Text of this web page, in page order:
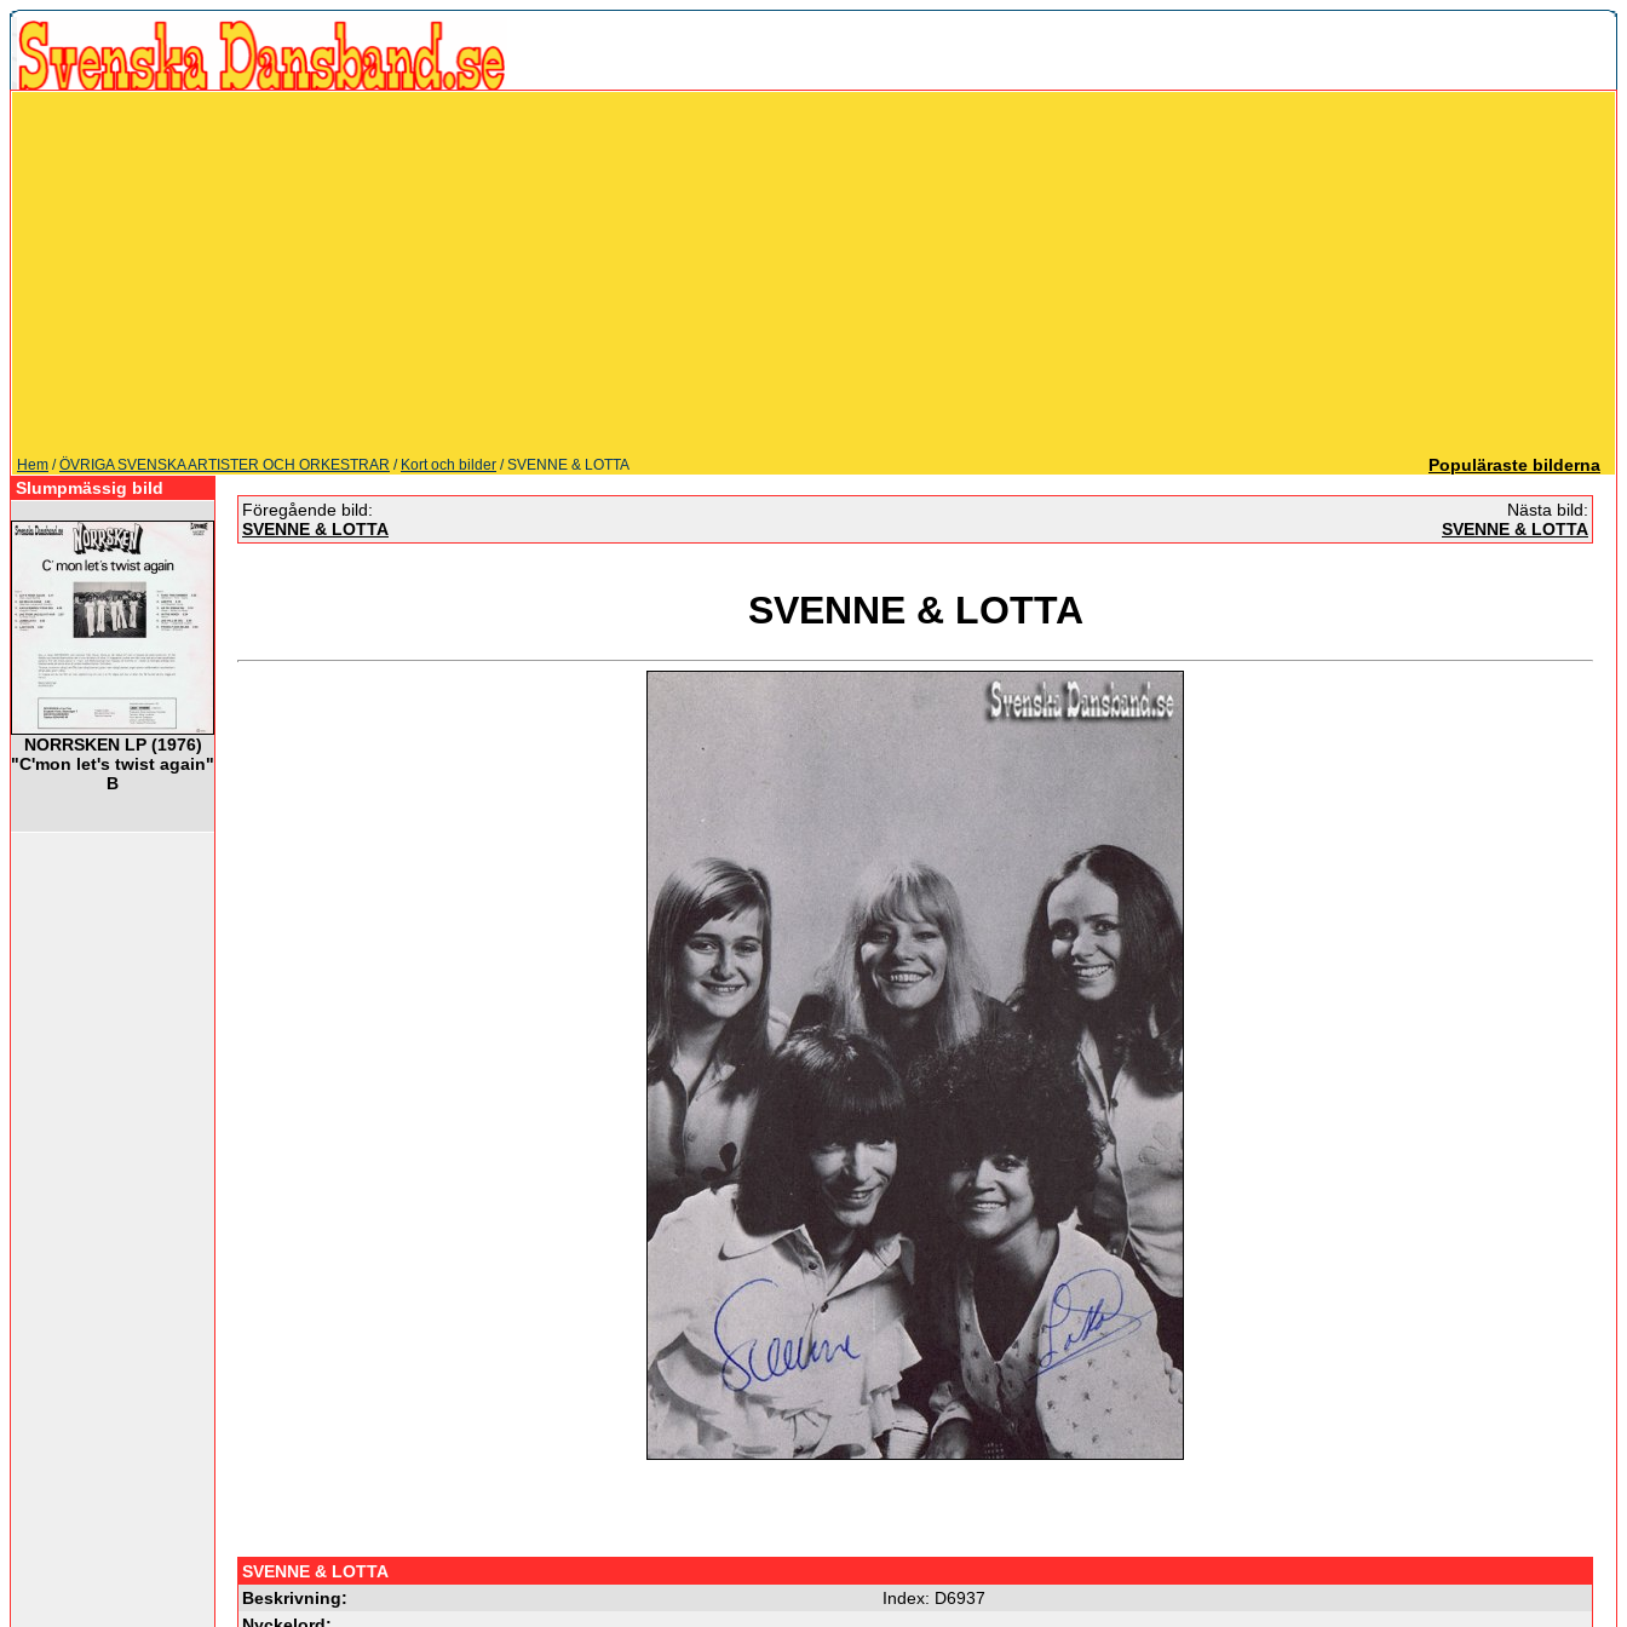
Hem /ÖVRIGA SVENSKA ARTISTER OCH ORKESTRAR / Kort och bilder / SVENNE & LOTTA
Populäraste bilderna
Slumpmässig bild
NORRSKEN LP (1976)
"C'mon let's twist again"
B
Föregående bild:
SVENNE & LOTTA
Nästa bild:
SVENNE & LOTTA
SVENNE & LOTTA
SVENNE & LOTTA
Beskrivning:
Index: D6937